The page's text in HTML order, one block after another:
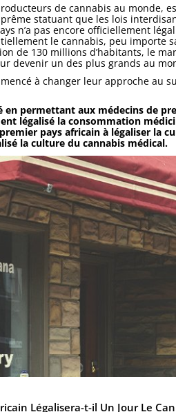
de cannabis au monde,
statuant que les lois
n’a pas encore officiellement
le cannabis, peu importe
de 130 millions d’habitants, le
devenir un des plus grands au
à changer leur approche au
en permettant aux médecins de
légalisé la consommation
pays africain à légaliser la
la culture du cannabis médical.
Légalisera-t-il Un Jour Le